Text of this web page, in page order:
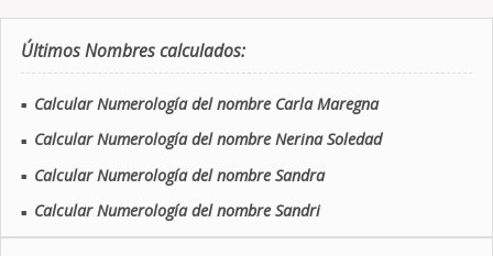
Últimos Nombres calculados:
■ Calcular Numerología del nombre Carla Maregna
■ Calcular Numerología del nombre Nerina Soledad
■ Calcular Numerología del nombre Sandra
■ Calcular Numerología del nombre Sandri